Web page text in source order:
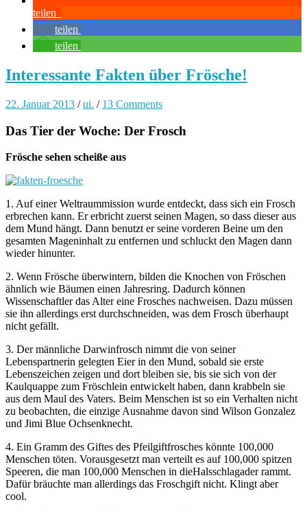
teilen
teilen
teilen
Interessante Fakten über Frösche!
22. Januar 2013 /ui. / 13 Comments
Das Tier der Woche: Der Frosch
Frösche sehen scheiße aus
1. Auf einer Weltraummission wurde entdeckt, dass sich ein Frosch
erbrechen kann. Er erbricht zuerst seinen Magen, so dass dieser aus
dem Mund hängt. Dann benutzt er seine vorderen Beine um den
gesamten Mageninhalt zu entfernen und schluckt den Magen dann
wieder hinunter.
2. Wenn Frösche überwintern, bilden die Knochen von Fröschen
ähnlich wie Bäumen einen Jahresring. Dadurch können
Wissenschaftler das Alter eine Frosches nachweisen. Dazu müssen
sie ihn allerdings erst durchschneiden, was dem Frosch überhaupt
nicht gefällt.
3. Der männliche Darwinfrosch nimmt die von seiner
Lebenspartnerin gelegten Eier in den Mund, sobald sie erste
Lebenszeichen zeigen und dort bleiben sie, bis sie sich von der
Kaulquappe zum Fröschlein entwickelt haben, dann krabbeln sie
aus dem Maul des Vaters. Beim Menschen ist so ein Verhalten nicht
zu beobachten, die einzige Ausnahme davon sind Wilson Gonzalez
und Jimi Blue Ochsenknecht.
4. Ein Gramm des Giftes des Pfeilgiftfrosches könnte 100,000
Menschen töten. Vorausgesetzt man verteilt es auf 100,000 spitzen
Speeren, die man 100,000 Menschen in dieHalsschlagader rammt.
Dafür bräuchte man allerdings das Froschgift nicht. Klingt aber
cool.